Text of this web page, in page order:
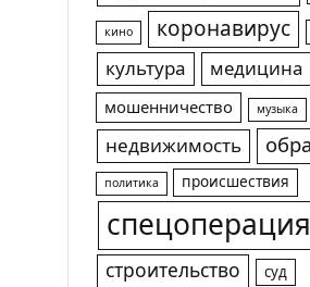
кино коронавирус
культура медицина
мошенничество музыка
недвижимость
политика происшествия
спецоперация
строительство суд